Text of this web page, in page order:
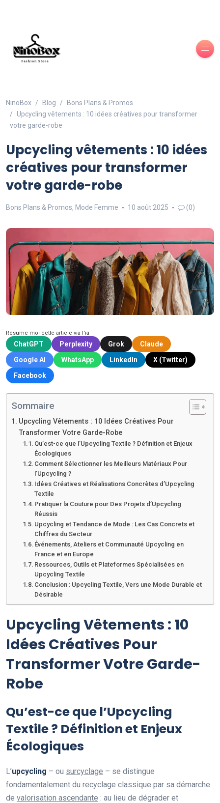
NinoBox Blog
Bons Plans & Promos
Upcycling vêtements : 10 idées créatives pour transformer
votre garde-robe
Upcycling vêtements : 10 idées
créatives pour transformer
votre garde-robe
Bons Plans & Promos, Mode Femme 10 août 2025 (0)
Résume moi cette article via l'ia
ChatGPT Perplexity Grok
Claude
Google AI
WhatsApp LinkedIn
X (Twitter)
Facebook
Sommaire
Upcycling Vêtements : 10 Idées Créatives Pour
Transformer Votre Garde-Robe
Qu’est-ce que l’Upcycling Textile ? Définition et Enjeux
Écologiques
Comment Sélectionner les Meilleurs Matériaux Pour
l’Upcycling ?
Idées Créatives et Réalisations Concrètes d’Upcycling
Textile
Pratiquer la Couture pour Des Projets d’Upcycling
Réussis
Upcycling et Tendance de Mode : Les Cas Concrets et
Chiffres du Secteur
Événements, Ateliers et Communauté Upcycling en
France et en Europe
Ressources, Outils et Plateformes Spécialisées en
Upcycling Textile
Conclusion : Upcycling Textile, Vers une Mode Durable et
Désirable
Upcycling Vêtements : 10
Idées Créatives Pour
Transformer Votre Garde-
Robe
Qu’est-ce que l’Upcycling
Textile ? Définition et Enjeux
Écologiques
L’upcycling – ou surcyclage – se distingue
fondamentalement du recyclage classique par sa démarche
de valorisation ascendante : au lieu de dégrader et